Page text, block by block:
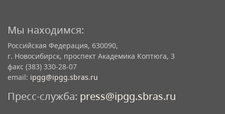
Мы находимся:
Российская Федерация, 630090,
г. Новосибирск, проспект Академика Коптюга, 3
факс (383) 330-28-07
email: ipgg@ipgg.sbras.ru
Пресс-служба: press@ipgg.sbras.ru